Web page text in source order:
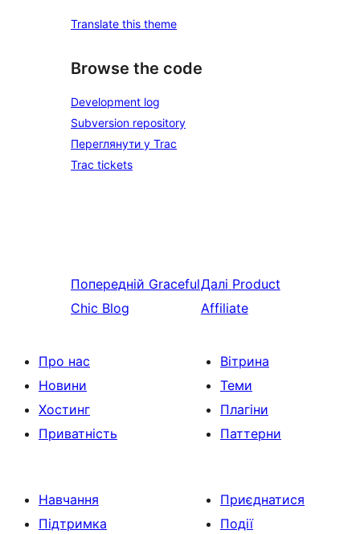
Translate this theme
Browse the code
Development log
Subversion repository
Переглянути у Trac
Trac tickets
Попередній Graceful
Chic Blog
Далі Product
Affiliate
Про нас
Новини
Хостинг
Приватність
Вітрина
Теми
Плагіни
Паттерни
Навчання
Підтримка
Приєднатися
Події